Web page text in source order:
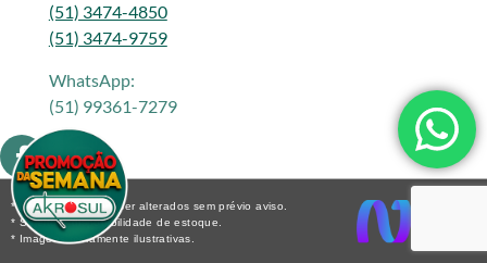
(51) 3474-4850
(51) 3474-9759
WhatsApp:
(51) 99361-7279
* Os preços podem ser alterados sem prévio aviso.
* Sujeito a disponibilidade de estoque.
* Imagens meramente ilustrativas.